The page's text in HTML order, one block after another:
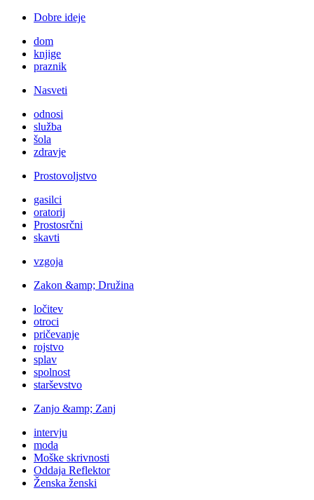
Dobre ideje
dom
knjige
praznik
Nasveti
odnosi
služba
šola
zdravje
Prostovoljstvo
gasilci
oratorij
Prostosrčni
skavti
vzgoja
Zakon &amp; Družina
ločitev
otroci
pričevanje
rojstvo
splav
spolnost
starševstvo
Zanjo &amp; Zanj
intervju
moda
Moške skrivnosti
Oddaja Reflektor
Ženska ženski